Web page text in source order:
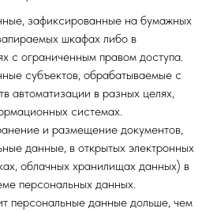
зафиксированные на бумажных
шкафах либо в
с ограниченным правом доступа.
субъектов, обрабатываемые с
автоматизации в разных целях,
системах.
и размещение документов,
данные, в открытых электронных
облачных хранилищах данных) в
персональных данных.
персональные данные дольше, чем